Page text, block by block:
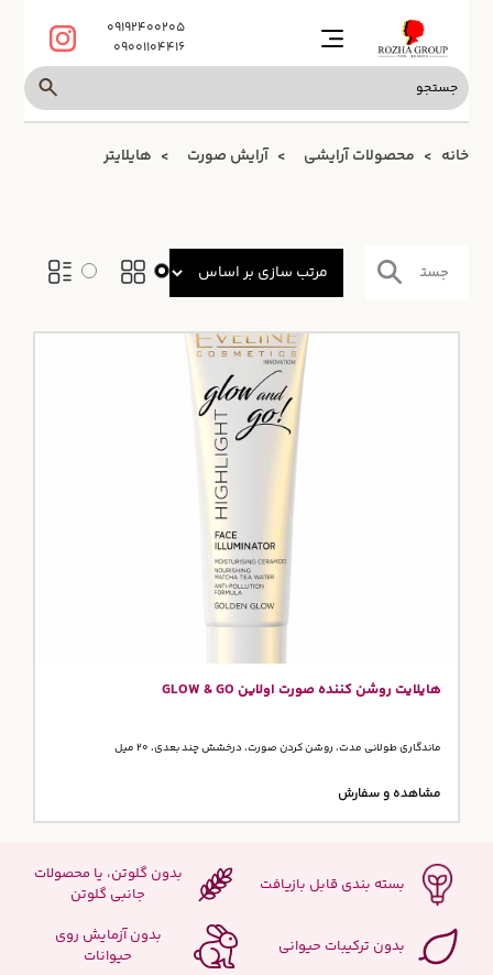
09192400205
09001104416
خانه محصولات آرایشی آرایش صورت هایلایتر
هایلایت روشن کننده صورت اولاین GLOW & GO
ماندگاری طولانی مدت، روشن کردن صورت، درخشش چند بعدی، 20 میل
مشاهده و سفارش
بسته بندی قابل بازیافت
بدون گلوتن، یا محصولات
جانبی گلوتن
بدون ترکیبات حیوانی
بدون آزمایش روی
حیوانات